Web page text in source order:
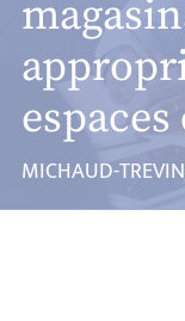
MICHAUD-